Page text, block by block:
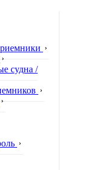
судна /